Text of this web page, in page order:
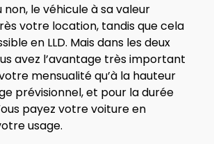
non, le véhicule à sa valeur
votre location, tandis que cela
en LLD. Mais dans les deux
avez l’avantage très important
mensualité qu’à la hauteur
prévisionnel, et pour la durée
payez votre voiture en
usage.